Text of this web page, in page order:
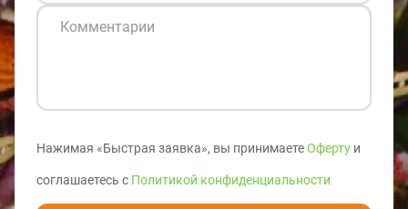
Нажимая «Быстрая заявка», вы принимаетеОферту и
соглашаетесь с Политикой конфиденциальности